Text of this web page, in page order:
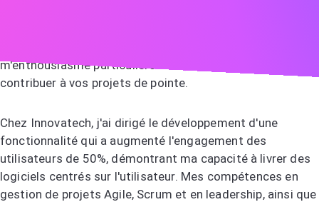
m'enthousiasme particulièrement, et je suis impatient de
contribuer à vos projets de pointe.
Chez Innovatech, j'ai dirigé le développement d'une
fonctionnalité qui a augmenté l'engagement des
utilisateurs de 50%, démontrant ma capacité à livrer des
logiciels centrés sur l'utilisateur. Mes compétences en
gestion de projets Agile, Scrum et en leadership, ainsi que